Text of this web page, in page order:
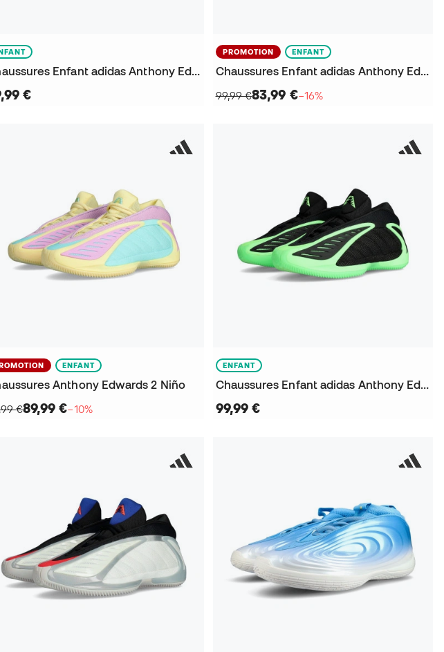
Chaussures Enfant adidas Anthony Edwards 2
€
PROMOTION ENFANT
Chaussures Enfant adidas Anthony Edwards 2 EQT Green
99,99 €83,99 €−16%
ENFANT
Anthony Edwards 2 Niño
€89,99 €−10%
ENFANT
Chaussures Enfant adidas Anthony Edwards 2
99,99 €